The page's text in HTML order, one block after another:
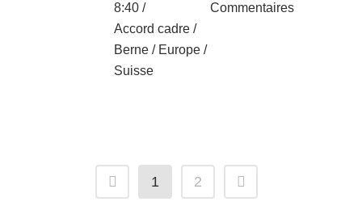
8:40 /
Accord cadre /
Berne / Europe /
Suisse
Commentaires
1 2